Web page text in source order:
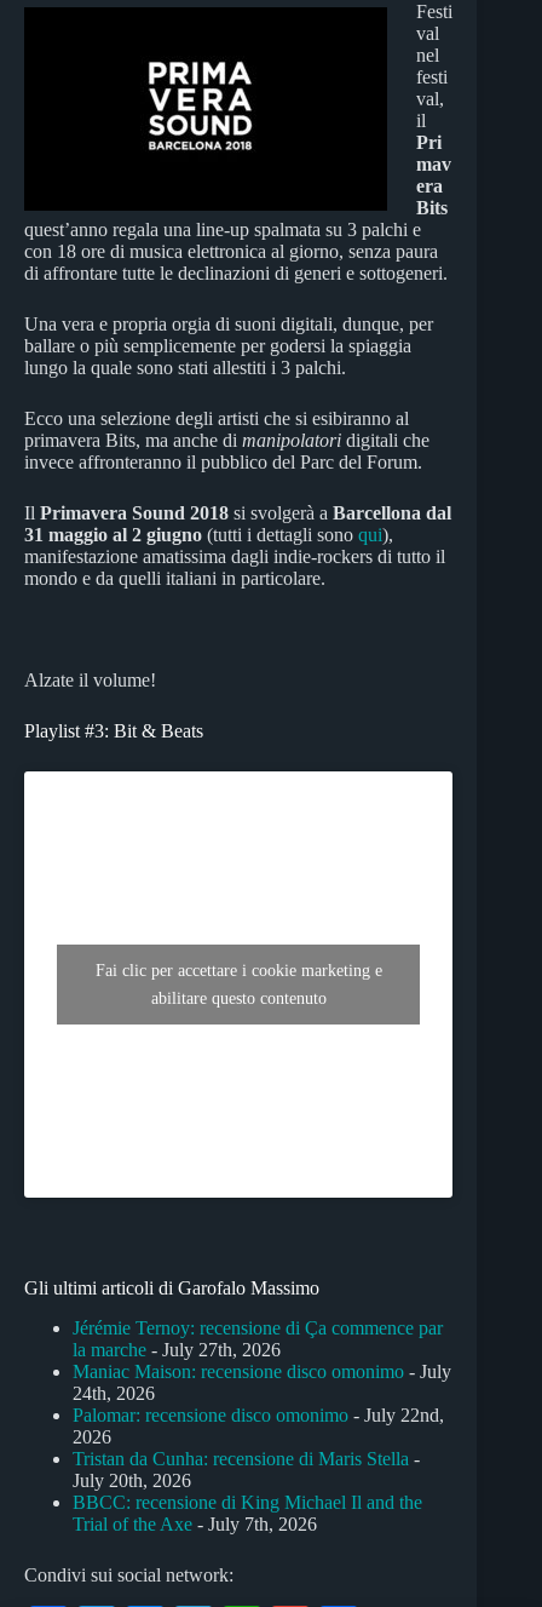
Festi
val
nel
festi
val,
il
Pri
mav
era
Bits
quest’anno regala una line-up spalmata su 3 palchi e
con 18 ore di musica elettronica al giorno, senza paura
di affrontare tutte le declinazioni di generi e sottogeneri.
Una vera e propria orgia di suoni digitali, dunque, per
ballare o più semplicemente per godersi la spiaggia
lungo la quale sono stati allestiti i 3 palchi.
Ecco una selezione degli artisti che si esibiranno al
primavera Bits, ma anche di manipolatori digitali che
invece affronteranno il pubblico del Parc del Forum.
Il Primavera Sound 2018 si svolgerà a Barcellona dal
31 maggio al 2 giugno (tutti i dettagli sono qui),
manifestazione amatissima dagli indie-rockers di tutto il
mondo e da quelli italiani in particolare.
Alzate il volume!
Playlist #3: Bit & Beats
Fai clic per accettare i cookie marketing e
abilitare questo contenuto
Gli ultimi articoli di Garofalo Massimo
Jérémie Ternoy: recensione di Ça commence par
la marche - July 27th, 2026
Maniac Maison: recensione disco omonimo - July
24th, 2026
Palomar: recensione disco omonimo - July 22nd,
2026
Tristan da Cunha: recensione di Maris Stella -
July 20th, 2026
BBCC: recensione di King Michael Il and the
Trial of the Axe - July 7th, 2026
Condivi sui social network: